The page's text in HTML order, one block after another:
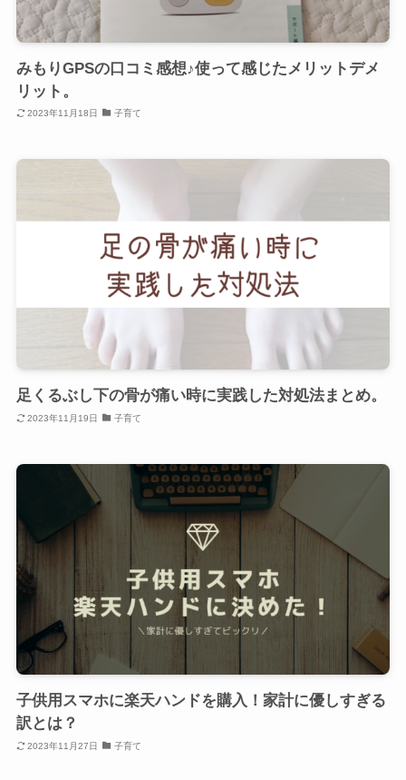
みもりGPSの口コミ感想♪使って感じたメリットデメ
リット。
2023年11月18日 子育て
足くるぶし下の骨が痛い時に実践した対処法まとめ。
2023年11月19日 子育て
子供用スマホに楽天ハンドを購入！家計に優しすぎる
訳とは？
2023年11月27日 子育て